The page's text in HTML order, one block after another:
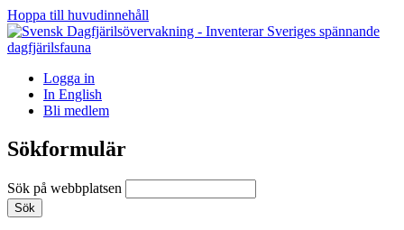
Hoppa till huvudinnehåll
Logga in
In English
Bli medlem
Sökformulär
Sök på webbplatsen